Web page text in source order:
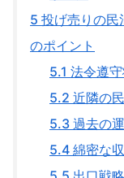
5 投げ売りの民
のポイント
5.1 法令遵
5.2 近隣の
5.3 過去の
5.4 綿密な